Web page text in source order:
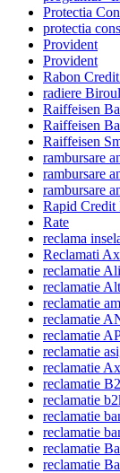
Protectia
protectia
Provident
Provident
Rabon
radiere
Raiffeisen
Raiffeisen
Raiffeisen
rambursare
rambursare
rambursare
Rapid Credit
Rate
reclama
Reclamati
reclamatie
reclamatie
reclamatie
reclamatie
reclamatie
reclamatie
reclamatie
reclamatie
reclamatie
reclamatie
reclamatie
reclamatie
reclamatie